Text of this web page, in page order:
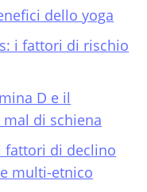
dello yoga
i fattori di rischio
D e il
di schiena
fattori di declino
multi-etnico